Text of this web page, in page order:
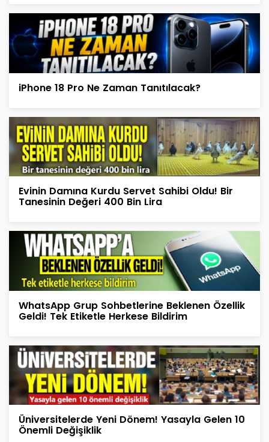
iPhone 18 Pro Ne Zaman Tanıtılacak?
Evinin Damına Kurdu Servet Sahibi Oldu! Bir
Tanesinin Değeri 400 Bin Lira
WhatsApp Grup Sohbetlerine Beklenen Özellik
Geldi! Tek Etiketle Herkese Bildirim
Üniversitelerde Yeni Dönem! Yasayla Gelen 10
Önemli Değişiklik